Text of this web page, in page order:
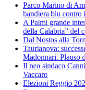
Parco Marino di
bandiera blu contro
A Palmi grande
della Calabria” del
Dal Nostos alla
Taurianova:
Madonnari. Plauso
Il neo sindaco
Vaccaro
Elezioni Reggio